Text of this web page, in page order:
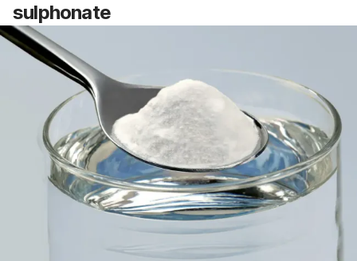
sulphonate